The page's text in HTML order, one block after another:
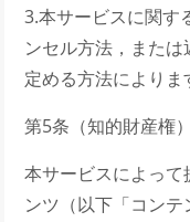
3.本サービスに関す
ンセル方法，また
定める方法によりま
第5条（知的財産権）
本サービスによっ
ンツ（以下「コン